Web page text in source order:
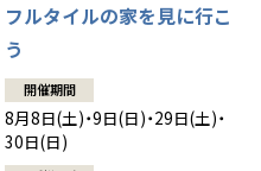
フルタイルの家を見に行こ
う
開催期間
8月8日(土)・9日(日)・29日(土)・
30日(日)